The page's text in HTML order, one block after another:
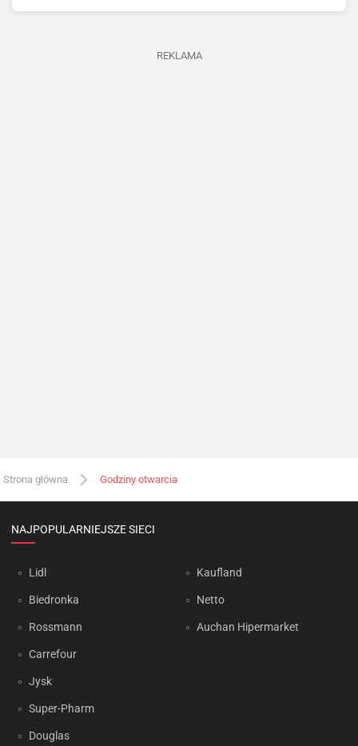
REKLAMA
Strona główna Godziny otwarcia
NAJPOPULARNIEJSZE SIECI
Lidl
Biedronka
Rossmann
Carrefour
Jysk
Super-Pharm
Douglas
Kaufland
Netto
Auchan Hipermarket